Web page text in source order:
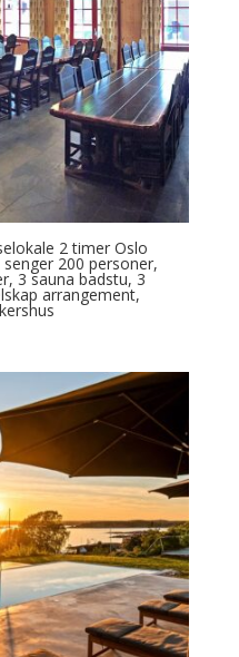
2 timer Oslo
200 personer,
3 sauna badstu, 3
arrangement,